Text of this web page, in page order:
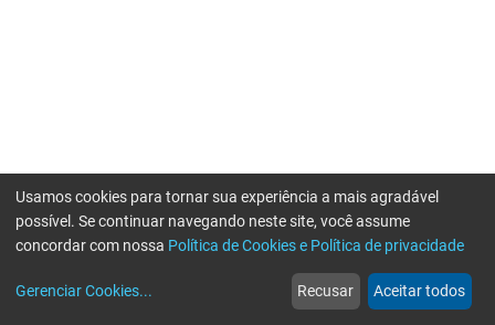
web
Notícias
more_horiz
Mais
Usamos cookies para tornar sua experiência a mais agradável
possível. Se continuar navegando neste site, você assume
concordar com nossa Política de Cookies e Política de privacidade
Gerenciar Cookies... Recusar Aceitar todos
Erro ao enviar informações, por favor tente novamente